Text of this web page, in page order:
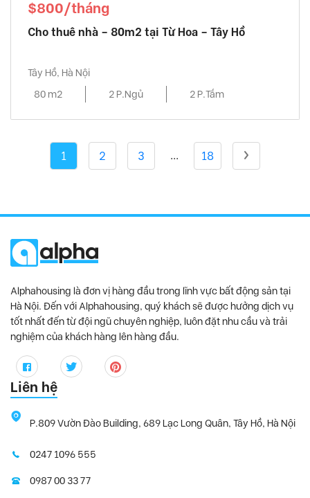
$800/tháng
Cho thuê nhà – 80m2 tại Từ Hoa – Tây Hồ
Tây Hồ, Hà Nội
80 m2
2 P.Ngủ 2 P.Tắm
1 2 3 ... 18
Alphahousing là đơn vị hàng đầu trong lĩnh vực bất động sản tại
Hà Nội. Đến với Alphahousing, quý khách sẽ được hưởng dịch vụ
tốt nhất đến từ đội ngũ chuyên nghiệp, luôn đặt nhu cầu và trải
nghiệm của khách hàng lên hàng đầu.
Liên hệ
P.809 Vườn Đào Building, 689 Lạc Long Quân, Tây Hồ, Hà Nội
0247 1096 555
0987 00 33 77